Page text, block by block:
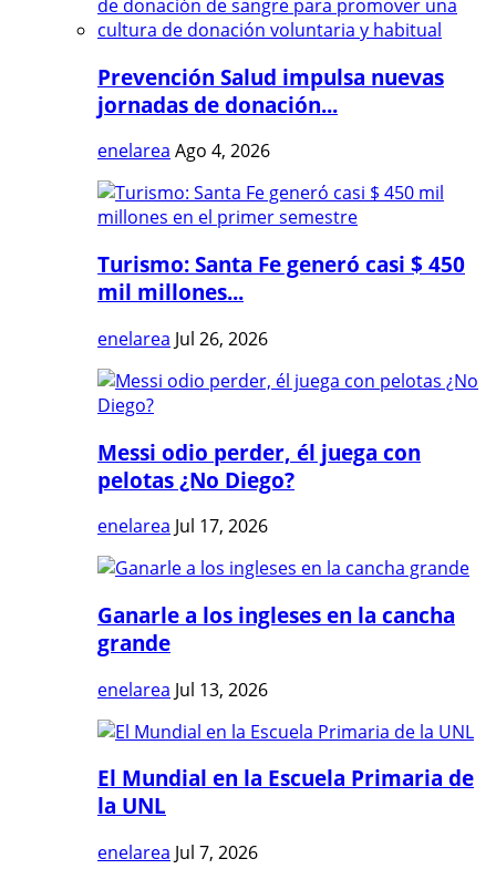
Prevención Salud impulsa nuevas
jornadas de donación...
enelarea Ago 4, 2026
Turismo: Santa Fe generó casi $ 450
mil millones...
enelarea Jul 26, 2026
Messi odio perder, él juega con
pelotas ¿No Diego?
enelarea Jul 17, 2026
Ganarle a los ingleses en la cancha
grande
enelarea Jul 13, 2026
El Mundial en la Escuela Primaria de
la UNL
enelarea Jul 7, 2026